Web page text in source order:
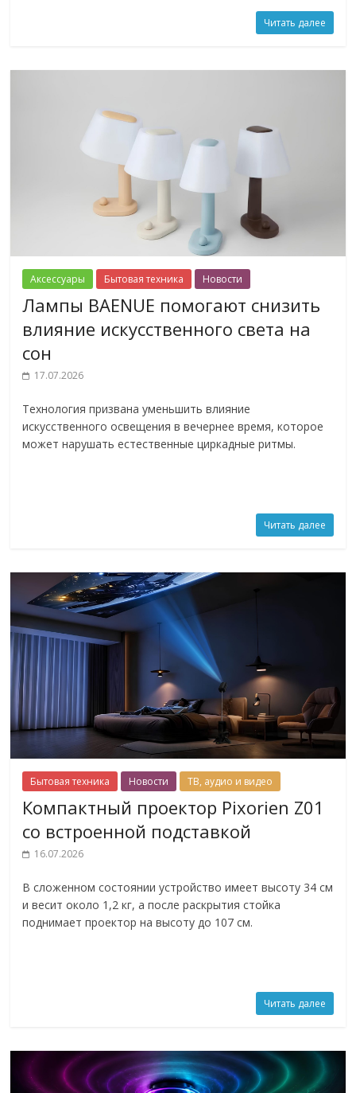
Читать далее
Аксессуары Бытовая техника Новости
Лампы BAENUE помогают снизить
влияние искусственного света на
сон
17.07.2026
Технология призвана уменьшить влияние
искусственного освещения в вечернее время, которое
может нарушать естественные циркадные ритмы.
Читать далее
Бытовая техника Новости ТВ, аудио и видео
Компактный проектор Pixorien Z01
со встроенной подставкой
16.07.2026
В сложенном состоянии устройство имеет высоту 34 см
и весит около 1,2 кг, а после раскрытия стойка
поднимает проектор на высоту до 107 см.
Читать далее